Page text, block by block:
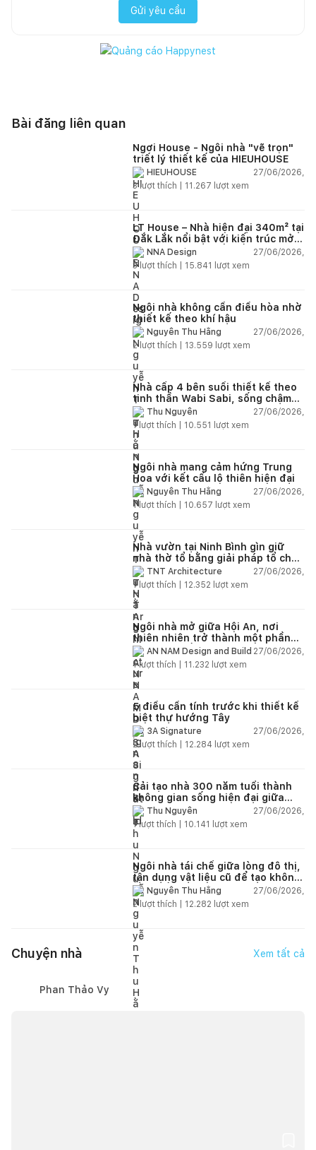
Gửi yêu cầu
Bài đăng liên quan
Ngơi House - Ngôi nhà "vẽ trọn"
triết lý thiết kế của HIEUHOUSE
HIEUHOUSE
27/06/2026,
3lượt thích | 11.267 lượt xem
LT House – Nhà hiện đại 340m² tại
Đắk Lắk nổi bật với kiến trúc mở
và hệ sân vườn kết nối thiên
nhiên
NNA Design
27/06/2026,
3lượt thích | 15.841 lượt xem
Ngôi nhà không cần điều hòa nhờ
thiết kế theo khí hậu
Nguyễn Thu Hằng
27/06/2026,
2lượt thích | 13.559 lượt xem
Nhà cấp 4 bên suối thiết kế theo
tinh thần Wabi Sabi, sống chậm
giữa thiên nhiên
Thu Nguyễn
27/06/2026,
1lượt thích | 10.551 lượt xem
Ngôi nhà mang cảm hứng Trung
Hoa với kết cấu lộ thiên hiện đại
Nguyễn Thu Hằng
27/06/2026,
1lượt thích | 10.657 lượt xem
Nhà vườn tại Ninh Bình gìn giữ
nhà thờ tổ bằng giải pháp tổ chức
lại không gian
TNT Architecture
27/06/2026,
1lượt thích | 12.352 lượt xem
Ngôi nhà mở giữa Hội An, nơi
thiên nhiên trở thành một phần
của cuộc sống
AN NAM Design and Build 27/06/2026,
1lượt thích | 11.232 lượt xem
5 điều cần tính trước khi thiết kế
biệt thự hướng Tây
3A Signature
27/06/2026,
2lượt thích | 12.284 lượt xem
Cải tạo nhà 300 năm tuổi thành
không gian sống hiện đại giữa
thiên nhiên
Thu Nguyễn
27/06/2026,
1lượt thích | 10.141 lượt xem
Ngôi nhà tái chế giữa lòng đô thị,
tận dụng vật liệu cũ để tạo không
gian sống linh hoạt
Nguyễn Thu Hằng
27/06/2026,
2lượt thích | 12.282 lượt xem
Chuyện nhà Xem tất cả
Phan Thảo Vy